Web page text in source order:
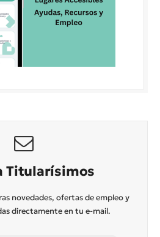
Titularísimos
novedades, ofertas de empleo y
directamente en tu e-mail.